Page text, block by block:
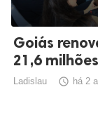
Goiás
21,6
Ladislau  há 2